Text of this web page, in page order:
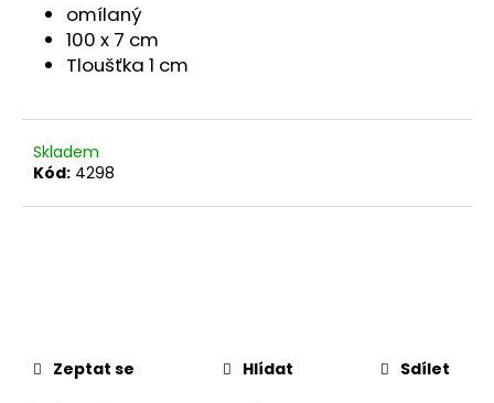
omílaný
100 x 7 cm
Tloušťka 1 cm
Skladem
Kód: 4298
Zeptat se Hlídat Sdílet
o
u